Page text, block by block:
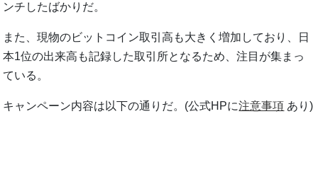
ンチしたばかりだ。
また、現物のビットコイン取引高も大きく増加しており、日
本1位の出来高も記録した取引所となるため、注目が集まっ
ている。
キャンペーン内容は以下の通りだ。(公式HPに注意事項 あり)